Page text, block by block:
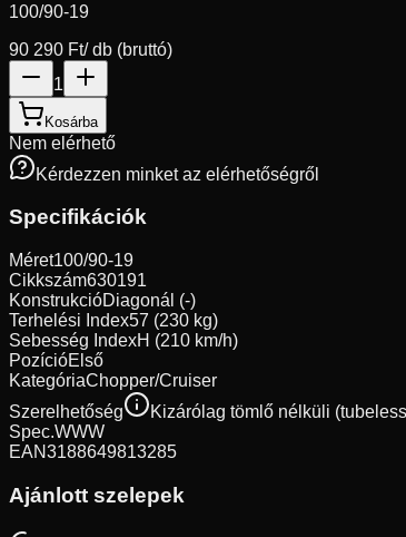
100/90-19
90 290 Ft/ db (bruttó)
1
Kosárba
Nem elérhető
Kérdezzen minket az elérhetőségről
Specifikációk
Méret100/90-19
Cikkszám630191
KonstrukcióDiagonál (-)
Terhelési Index57 (230 kg)
Sebesség IndexH (210 km/h)
PozícióElső
KategóriaChopper/Cruiser
Szerelhetőség
Kizárólag tömlő nélküli
Spec.WWW
EAN3188649813285
Ajánlott szelepek